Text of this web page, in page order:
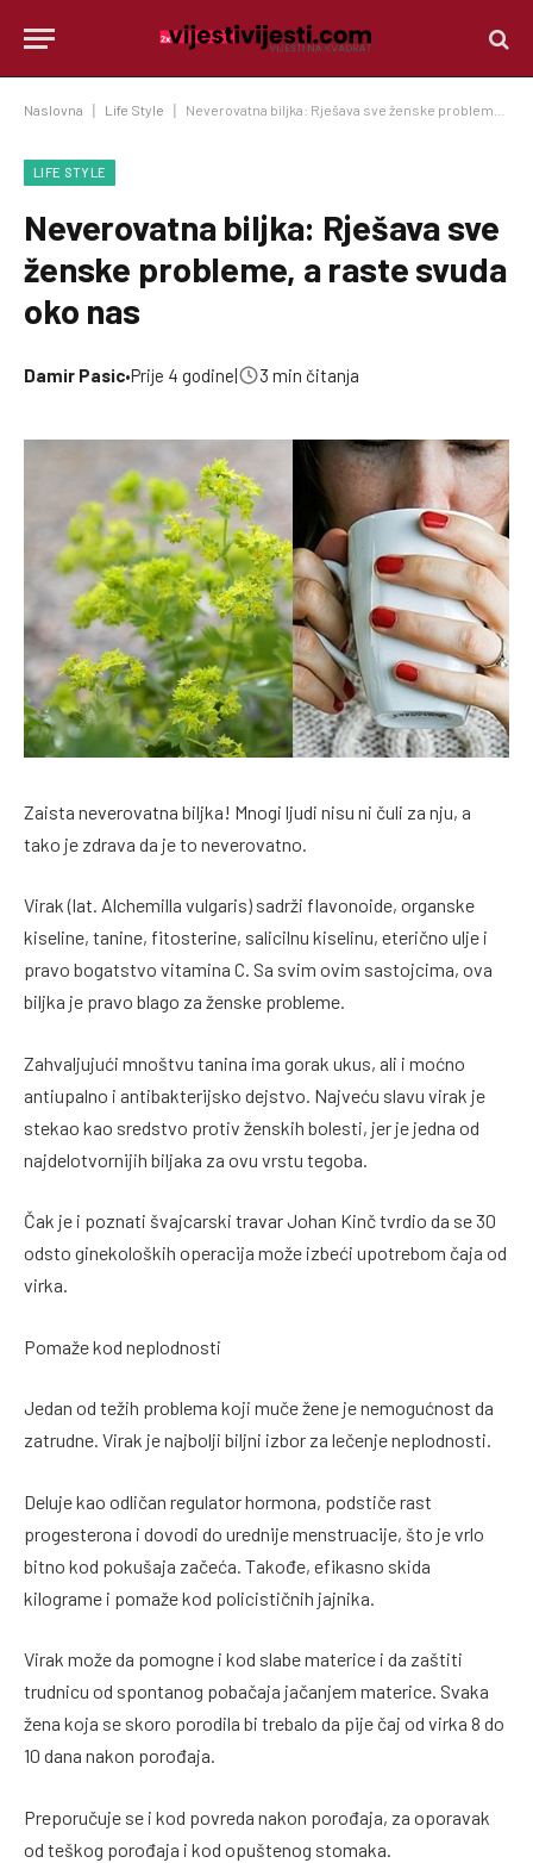
Naslovna Life Style Neverovatna biljka: Rješava sve ženske probleme, a raste svuda oko nas
LIFE STYLE
Neverovatna biljka: Rješava sve
ženske probleme, a raste svuda
oko nas
Damir Pasic•Prije 4 godine| 3 min čitanja
Zaista neverovatna biljka! Mnogi ljudi nisu ni čuli za nju, a
tako je zdrava da je to neverovatno.
Virak (lat. Alchemilla vulgaris) sadrži flavonoide, organske
kiseline, tanine, fitosterine, salicilnu kiselinu, eterično ulje i
pravo bogatstvo vitamina C. Sa svim ovim sastojcima, ova
biljka je pravo blago za ženske probleme.
Zahvaljujući mnoštvu tanina ima gorak ukus, ali i moćno
antiupalno i antibakterijsko dejstvo. Najveću slavu virak je
stekao kao sredstvo protiv ženskih bolesti, jer je jedna od
najdelotvornijih biljaka za ovu vrstu tegoba.
Čak je i poznati švajcarski travar Johan Kinč tvrdio da se 30
odsto ginekoloških operacija može izbeći upotrebom čaja od
virka.
Pomaže kod neplodnosti
Jedan od težih problema koji muče žene je nemogućnost da
zatrudne. Virak je najbolji biljni izbor za lečenje neplodnosti.
Deluje kao odličan regulator hormona, podstiče rast
progesterona i dovodi do urednije menstruacije, što je vrlo
bitno kod pokušaja začeća. Takođe, efikasno skida
kilograme i pomaže kod policističnih jajnika.
Virak može da pomogne i kod slabe materice i da zaštiti
trudnicu od spontanog pobačaja jačanjem materice. Svaka
žena koja se skoro porodila bi trebalo da pije čaj od virka 8 do
10 dana nakon porođaja.
Preporučuje se i kod povreda nakon porođaja, za oporavak
od teškog porođaja i kod opuštenog stomaka.